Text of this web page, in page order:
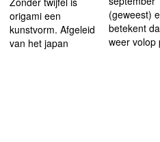
origami een
kunstvorm. Afgeleid
van het japan
(geweest)
betekent
weer volop